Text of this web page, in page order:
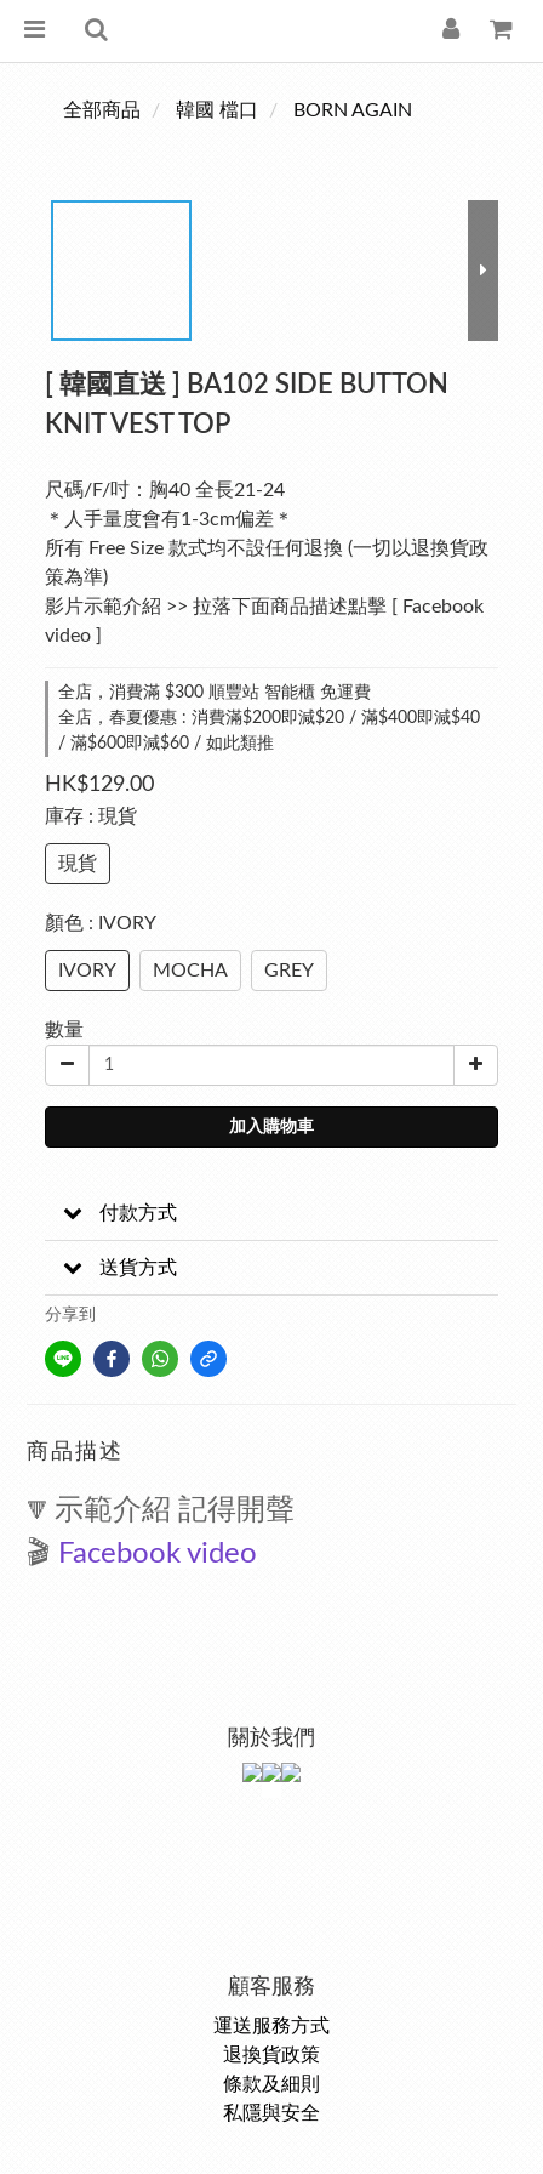
全部商品 韓國 檔口 BORN AGAIN
[ 韓國直送 ] BA102 SIDE BUTTON
KNIT VEST TOP
尺碼/F/吋：胸40 全長21-24
＊人手量度會有1-3cm偏差＊
所有 Free Size 款式均不設任何退換 (一切以退換貨政
策為準)
影片示範介紹 >> 拉落下面商品描述點擊 [ Facebook
video ]
全店，消費滿 $300 順豐站 智能櫃 免運費
全店，春夏優惠 : 消費滿$200即減$20 / 滿$400即減$40
/ 滿$600即減$60 / 如此類推
HK$129.00
庫存 : 現貨
現貨
顏色 : IVORY
IVORY MOCHA GREY
數量
加入購物車
付款方式
送貨方式
分享到
商品描述
🔻 示範介紹 記得開聲
🎬 Facebook video
關於我們
顧客服務
運送服務方式
退換貨政策
條款及細則
私隱與安全